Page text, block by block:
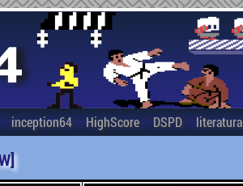
inception64 HighScore DSPD literatura